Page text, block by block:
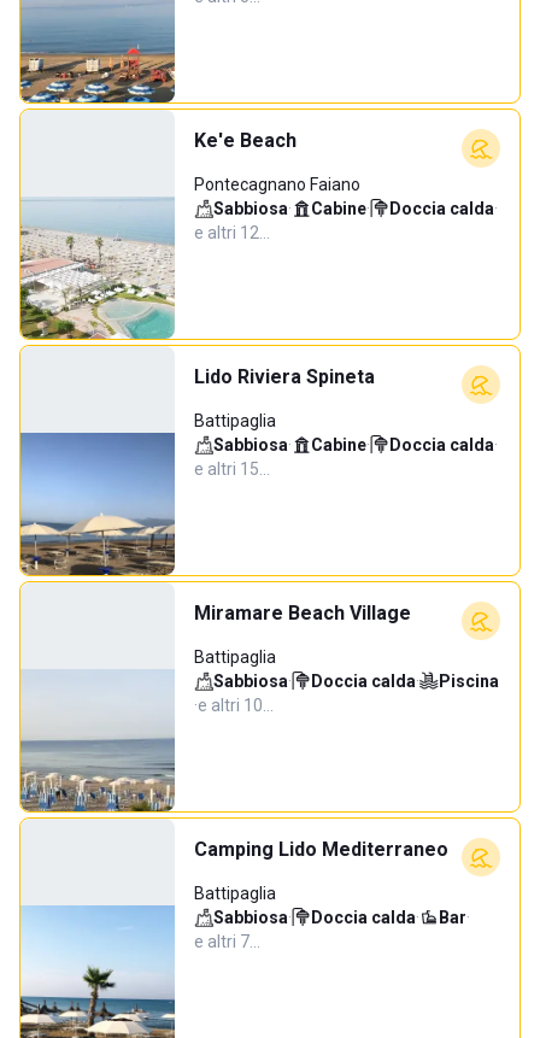
Ke'e Beach
Pontecagnano Faiano
Sabbiosa· Cabine· Doccia calda·
e altri 12…
Lido Riviera Spineta
Battipaglia
Sabbiosa· Cabine· Doccia calda·
e altri 15…
Miramare Beach Village
Battipaglia
Sabbiosa· Doccia calda·
Piscina
·e altri 10…
Camping Lido Mediterraneo
Battipaglia
Sabbiosa· Doccia calda· Bar·
e altri 7…